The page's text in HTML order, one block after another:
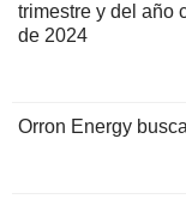
trimestre y del año
de 2024
Orron Energy